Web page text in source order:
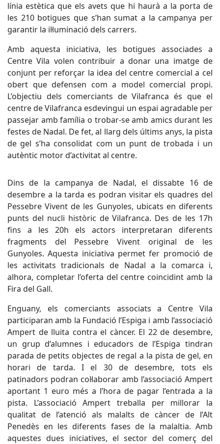
línia estètica que els avets que hi haurà a la porta de
les 210 botigues que s’han sumat a la campanya per
garantir la il·luminació dels carrers.
Amb aquesta iniciativa, les botigues associades a
Centre Vila volen contribuir a donar una imatge de
conjunt per reforçar la idea del centre comercial a cel
obert que defensen com a model comercial propi.
L’objectiu dels comerciants de Vilafranca és que el
centre de Vilafranca esdevingui un espai agradable per
passejar amb família o trobar-se amb amics durant les
festes de Nadal. De fet, al llarg dels últims anys, la pista
de gel s’ha consolidat com un punt de trobada i un
autèntic motor d’activitat al centre.
Dins de la campanya de Nadal, el dissabte 16 de
desembre a la tarda es podran visitar els quadres del
Pessebre Vivent de les Gunyoles, ubicats en diferents
punts del nucli històric de Vilafranca. Des de les 17h
fins a les 20h els actors interpretaran diferents
fragments del Pessebre Vivent original de les
Gunyoles. Aquesta iniciativa permet fer promoció de
les activitats tradicionals de Nadal a la comarca i,
alhora, completar l’oferta del centre coincidint amb la
Fira del Gall.
Enguany, els comerciants associats a Centre Vila
participaran amb la Fundació l’Espiga i amb l’associació
Ampert de lluita contra el càncer. El 22 de desembre,
un grup d’alumnes i educadors de l’Espiga tindran
parada de petits objectes de regal a la pista de gel, en
horari de tarda. I el 30 de desembre, tots els
patinadors podran col·laborar amb l’associació Ampert
aportant 1 euro més a l’hora de pagar l’entrada a la
pista. L’associació Ampert treballa per millorar la
qualitat de l’atenció als malalts de càncer de l’Alt
Penedès en les diferents fases de la malaltia. Amb
aquestes dues iniciatives, el sector del comerç del